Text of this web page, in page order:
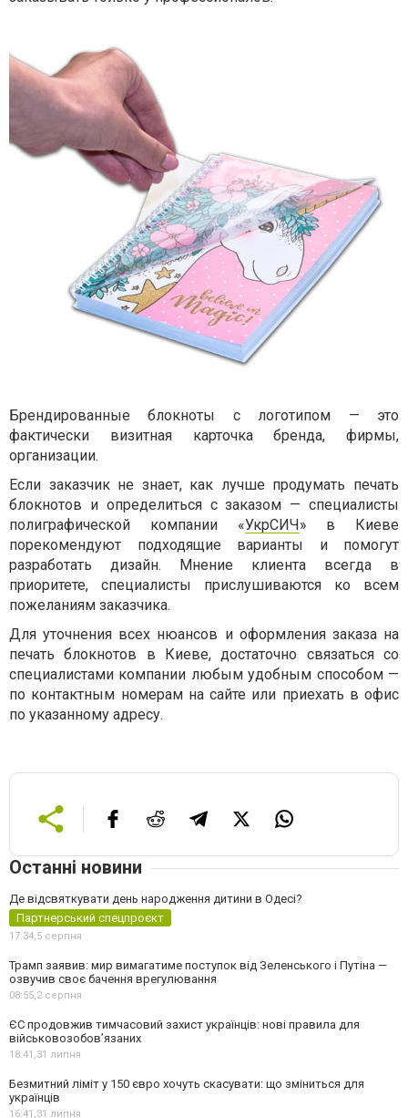
Брендированные блокноты с логотипом — это
фактически визитная карточка бренда, фирмы,
организации.
Если заказчик не знает, как лучше продумать печать
блокнотов и определиться с заказом — специалисты
полиграфической компании «УкрСИЧ» в Киеве
порекомендуют подходящие варианты и помогут
разработать дизайн. Мнение клиента всегда в
приоритете, специалисты прислушиваются ко всем
пожеланиям заказчика.
Для уточнения всех нюансов и оформления заказа на
печать блокнотов в Киеве, достаточно связаться со
специалистами компании любым удобным способом —
по контактным номерам на сайте или приехать в офис
по указанному адресу.
Останні новини
Де відсвяткувати день народження дитини в Одесі?
Партнерський спецпроєкт
17:34,5 серпня
Трамп заявив: мир вимагатиме поступок від Зеленського і Путіна —
озвучив своє бачення врегулювання
08:55,2 серпня
ЄС продовжив тимчасовий захист українців: нові правила для
військовозобов’язаних
18:41,31 липня
Безмитний ліміт у 150 євро хочуть скасувати: що зміниться для
українців
16:41,31 липня